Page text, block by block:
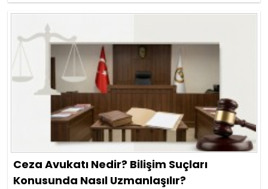
Ceza Avukatı Nedir? Bilişim Suçları
Konusunda Nasıl Uzmanlaşılır?